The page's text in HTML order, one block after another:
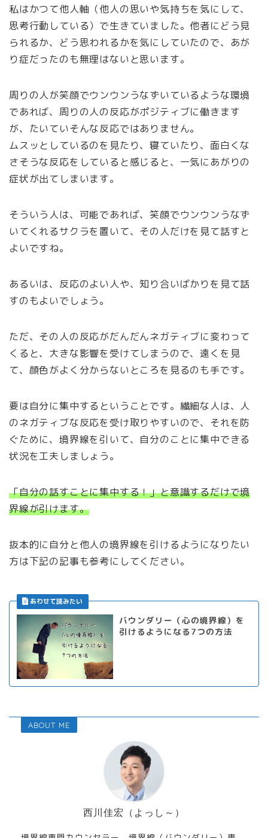
私はかつて他人軸（他人の思いや気持ちを気にして、
思考行動している）で生きていました。他者にどう見
られるか、どう思われるかを気にしていたので、あが
り症だったのも無理はないと思います。
周りの人が笑顔でウンウンうなずいているような環境
であれば、周りの人の反応がポジティブに働きます
が、たいていそんな反応ではありません。
ムスッとしているのを見たり、寝ていたり、面白くな
さそうな反応をしていると感じると、一気にあがりの
症状が出てしまいます。
そういう人は、可能であれば、笑顔でウンウンうなず
いてくれるサクラを置いて、その人だけを見て話すと
よいですね。
あるいは、反応のよい人や、知り合いばかりを見て話
すのもよいでしょう。
ただ、その人の反応がだんだんネガティブに変わって
くると、大きな影響を受けてしまうので、遠くを見
て、顔色がよく分からないところを見るのも手です。
要は自分に集中するということです。繊細な人は、人
のネガティブな反応を受け取りやすいので、それを防
ぐために、境界線を引いて、自分のことに集中できる
状況を工夫しましょう。
「自分の話すことに集中する！」と意識するだけで境
界線が引けます。
抜本的に自分と他人の境界線を引けるようになりたい
方は下記の記事も参考にしてください。
バウンダリー（心の境界線）を
引けるようになる7つの方法
ABOUT ME
西川佳宏（よっし～）